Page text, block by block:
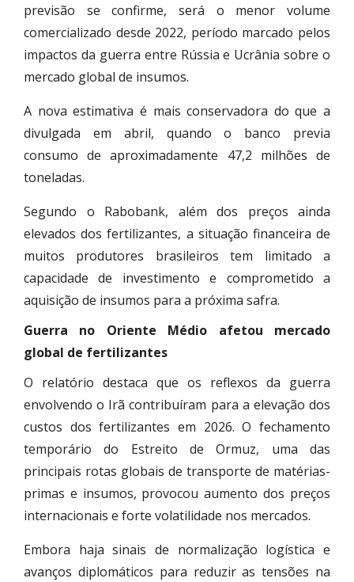
previsão se confirme, será o menor volume
comercializado desde 2022, período marcado pelos
impactos da guerra entre Rússia e Ucrânia sobre o
mercado global de insumos.
A nova estimativa é mais conservadora do que a
divulgada em abril, quando o banco previa
consumo de aproximadamente 47,2 milhões de
toneladas.
Segundo o Rabobank, além dos preços ainda
elevados dos fertilizantes, a situação financeira de
muitos produtores brasileiros tem limitado a
capacidade de investimento e comprometido a
aquisição de insumos para a próxima safra.
Guerra no Oriente Médio afetou mercado
global de fertilizantes
O relatório destaca que os reflexos da guerra
envolvendo o Irã contribuíram para a elevação dos
custos dos fertilizantes em 2026. O fechamento
temporário do Estreito de Ormuz, uma das
principais rotas globais de transporte de matérias-
primas e insumos, provocou aumento dos preços
internacionais e forte volatilidade nos mercados.
Embora haja sinais de normalização logística e
avanços diplomáticos para reduzir as tensões na